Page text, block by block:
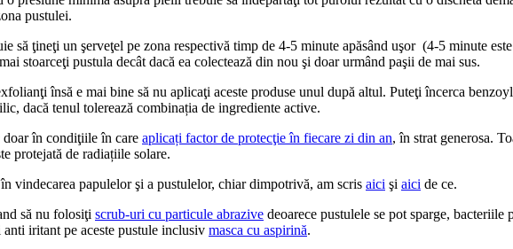
pustulei.
să ţineţi un şerveţel pe zona respectivă timp de 4-5 minute apăsând uşor (4-5 minute
stoarceţi pustula decât dacă ea colectează din nou şi doar urmând paşii de mai sus.
însă e mai bine să nu aplicaţi aceste produse unul după altul. Puteţi încerca
dacă tenul tolerează combinația de ingrediente active.
doar în condiţiile în care aplicați factor de protecţie în fiecare zi din an, în strat generosa.
protejată de radiațiile solare.
vindecarea papulelor şi a pustulelor, chiar dimpotrivă, am scris aici şi aici de ce.
să nu folosiţi scrub-uri cu particule abrazive deoarece pustulele se pot sparge,
iritant pe aceste pustule inclusiv masca cu aspirină.